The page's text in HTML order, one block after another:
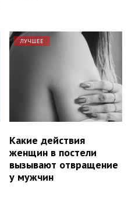
ЛУЧШЕЕ
Какие действия
женщин в постели
вызывают отвращение
у мужчин